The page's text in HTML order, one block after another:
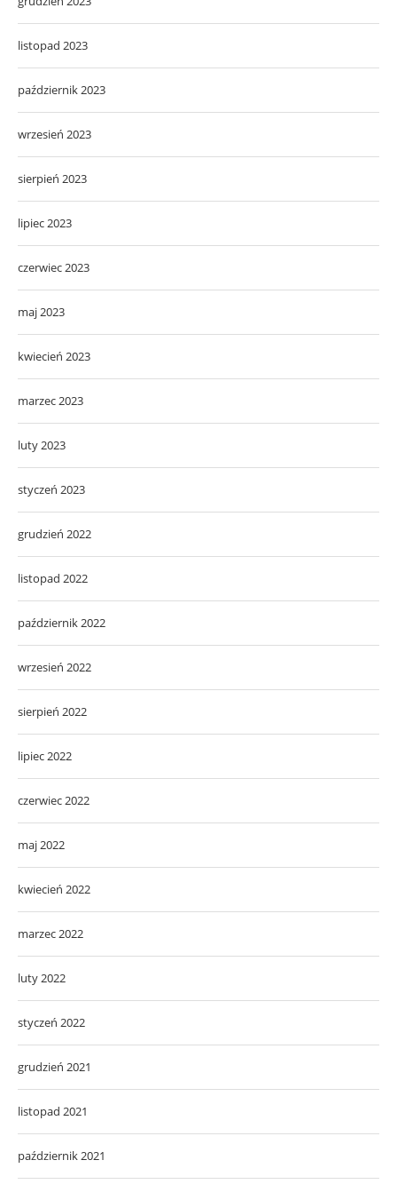
listopad 2023
październik 2023
wrzesień 2023
sierpień 2023
lipiec 2023
czerwiec 2023
maj 2023
kwiecień 2023
marzec 2023
luty 2023
styczeń 2023
grudzień 2022
listopad 2022
październik 2022
wrzesień 2022
sierpień 2022
lipiec 2022
czerwiec 2022
maj 2022
kwiecień 2022
marzec 2022
luty 2022
styczeń 2022
grudzień 2021
listopad 2021
październik 2021